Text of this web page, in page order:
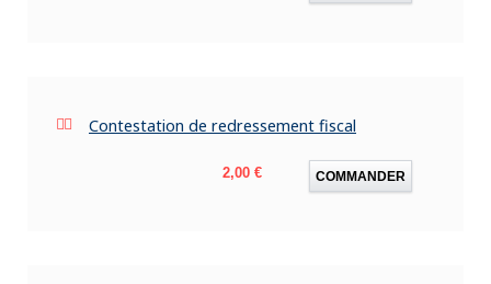
Contestation de redressement fiscal
Prix
2,00 € COMMANDER